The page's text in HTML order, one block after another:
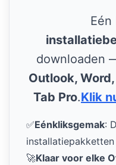
Eén
downloaden
Outlook,
Tab Pro.Klik
✅Eénkliksgemak:
installatiepakketten
🚀Klaar voor elke